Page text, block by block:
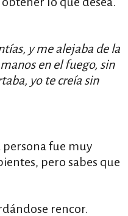
y me alejaba de la
en el fuego, sin
yo te creía sin
persona fue muy
pero sabes que
rencor.